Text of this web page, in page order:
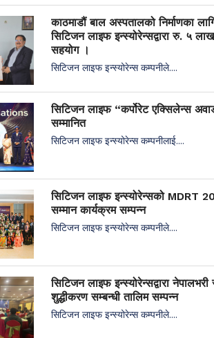
काठमाडौं बाल अस्पतालको निर्माणका
सिटिजन लाइफ इन्स्योरेन्सद्वारा रु. ५ लाख
सहयोग ।
सिटिजन लाइफ इन्स्योरेन्स कम्पनीले....
सिटिजन लाइफ “कर्पोरेट एक्सिलेन्स
सम्मानित
सिटिजन लाइफ इन्स्योरेन्स कम्पनीलाई....
सिटिजन लाइफ इन्स्योरेन्सको MDRT
सम्मान कार्यक्रम सम्पन्न
सिटिजन लाइफ इन्स्योरेन्स कम्पनीले....
सिटिजन लाइफ इन्स्योरेन्सद्वारा नेपालभरी
शुद्धीकरण सम्बन्धी तालिम सम्पन्न
सिटिजन लाइफ इन्स्योरेन्स कम्पनीले....